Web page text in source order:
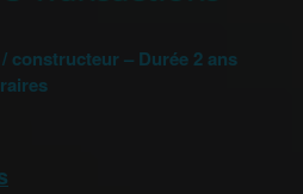
constructeur – Durée 2 ans